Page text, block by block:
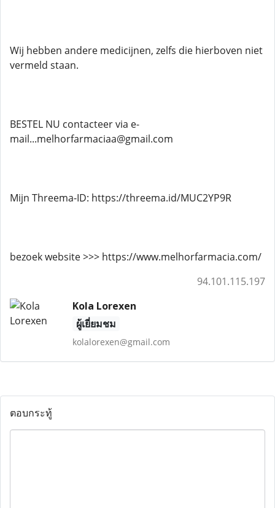
Wij hebben andere medicijnen, zelfs die hierboven niet
vermeld staan.
BESTEL NU contacteer via e-
mail...melhorfarmaciaa@gmail.com
Mijn Threema-ID: https://threema.id/MUC2YP9R
bezoek website >>> https://www.melhorfarmacia.com/
94.101.115.197
Kola Lorexen
ผู้เยี่ยมชม
kolalorexen@gmail.com
ตอบกระทู้